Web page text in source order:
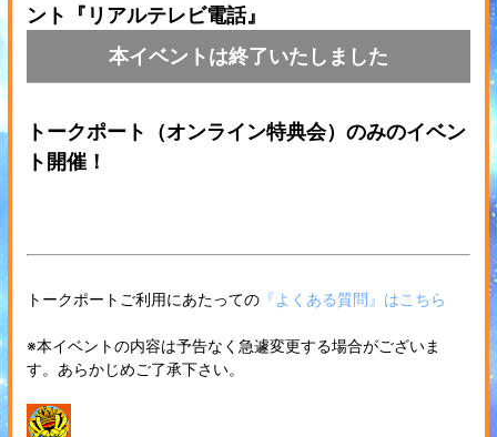
ント『リアルテレビ電話』
本イベントは終了いたしました
トークポート（オンライン特典会）のみのイベン
ト開催！
トークポートご利用にあたっての『よくある質問』はこちら
※本イベントの内容は予告なく急遽変更する場合がございま
す。あらかじめご了承下さい。